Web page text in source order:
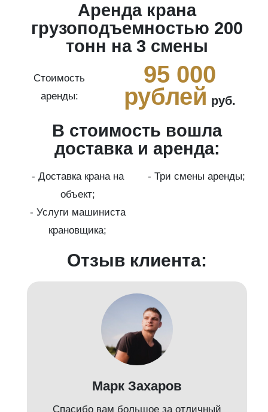
Аренда крана
грузоподъемностью 200
тонн на 3 смены
Стоимость
аренды:
95 000
рублей руб.
В стоимость вошла
доставка и аренда:
- Доставка крана на
объект;
- Три смены аренды;
- Услуги машиниста
крановщика;
Отзыв клиента:
Марк Захаров
Спасибо вам большое за отличный